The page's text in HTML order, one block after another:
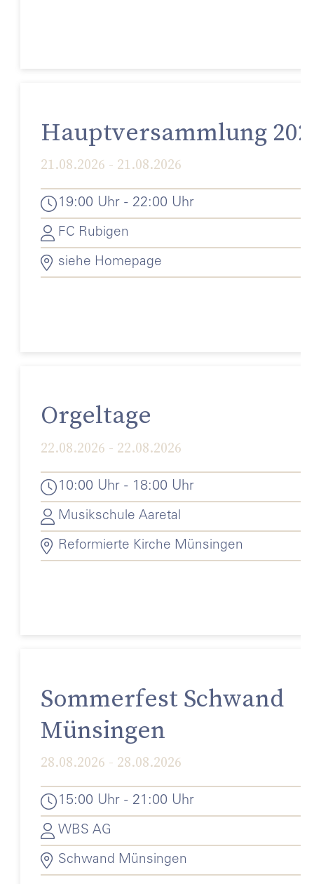
Hauptversammlung
21.08.2026 - 21.08.2026
19:00 Uhr - 22:00 Uhr
FC Rubigen
siehe Homepage
Orgeltage
22.08.2026 - 22.08.2026
10:00 Uhr - 18:00 Uhr
Musikschule Aaretal
Reformierte Kirche Münsingen
Sommerfest Schwand
Münsingen
28.08.2026 - 28.08.2026
15:00 Uhr - 21:00 Uhr
WBS AG
Schwand Münsingen